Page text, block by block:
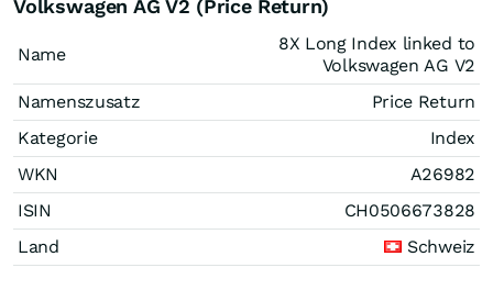
Volkswagen AG V2 (Price Return)
Name
8X Long Index linked to
Volkswagen AG V2
Namenszusatz
Price Return
Kategorie
Index
WKN
A26982
ISIN
CH0506673828
Land
Schweiz